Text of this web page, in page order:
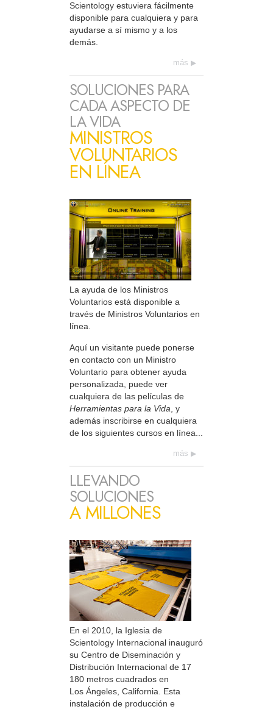
Scientology estuviera fácilmente
disponible para cualquiera y para
ayudarse a sí mismo y a los
demás.
más
SOLUCIONES PARA
CADA ASPECTO DE
LA VIDA
MINISTROS
VOLUNTARIOS
EN LÍNEA
La ayuda de los Ministros
Voluntarios está disponible a
través de Ministros Voluntarios en
línea.
Aquí un visitante puede ponerse
en contacto con un Ministro
Voluntario para obtener ayuda
personalizada, puede ver
cualquiera de las películas de
Herramientas para la Vida , y
además inscribirse en cualquiera
de los siguientes cursos en línea...
más
LLEVANDO
SOLUCIONES
A MILLONES
En el 2010, la Iglesia de
Scientology Internacional inauguró
su Centro de Diseminación y
Distribución Internacional de 17
180 metros cuadrados en
Los Ángeles, California. Esta
instalación de producción e